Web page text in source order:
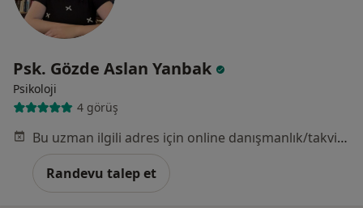
Psk. Gözde Aslan Yanbak
Psikoloji
4 görüş
Bu uzman ilgili adres için online danışmanlık/takvim sunmuyor.
Randevu talep et